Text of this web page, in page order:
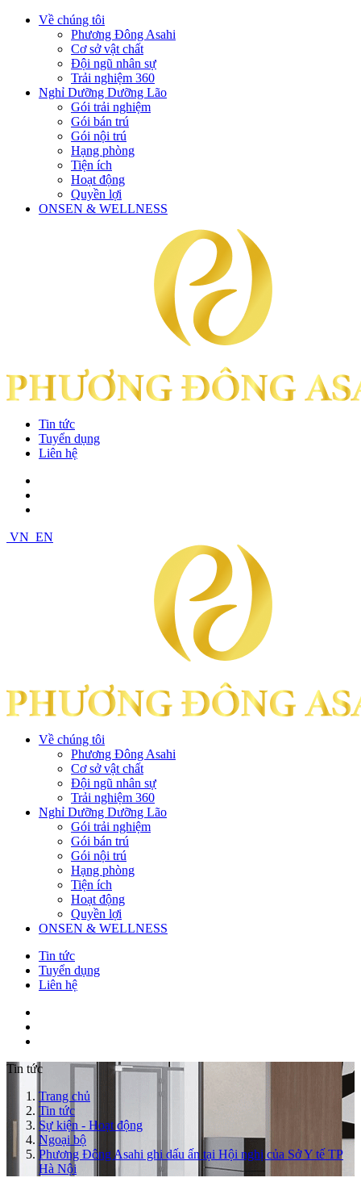
Về chúng tôi
Phương Đông Asahi
Cơ sở vật chất
Đội ngũ nhân sự
Trải nghiệm 360
Nghỉ Dưỡng Dưỡng Lão
Gói trải nghiệm
Gói bán trú
Gói nội trú
Hạng phòng
Tiện ích
Hoạt động
Quyền lợi
ONSEN & WELLNESS
Tin tức
Tuyển dụng
Liên hệ
VN EN
Về chúng tôi
Phương Đông Asahi
Cơ sở vật chất
Đội ngũ nhân sự
Trải nghiệm 360
Nghỉ Dưỡng Dưỡng Lão
Gói trải nghiệm
Gói bán trú
Gói nội trú
Hạng phòng
Tiện ích
Hoạt động
Quyền lợi
ONSEN & WELLNESS
Tin tức
Tuyển dụng
Liên hệ
Tin tức
Trang chủ
Tin tức
Sự kiện - Hoạt động
Ngoại bộ
Phương Đông Asahi ghi dấu ấn tại Hội nghị của Sở Y tế TP
Hà Nội